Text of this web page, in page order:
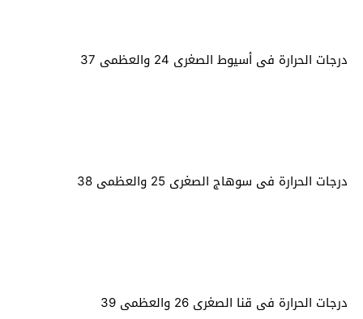
درجات الحرارة فى أسيوط الصغرى 24 والعظمى 37
درجات الحرارة فى سوهاج الصغرى 25 والعظمى 38
درجات الحرارة فى قنا الصغرى 26 والعظمى 39